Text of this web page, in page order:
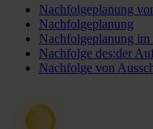
Nachfolgeplanung
Nachfolgeplanung
Nachfolgeplanung im
Nachfolge des:der
Nachfolge von